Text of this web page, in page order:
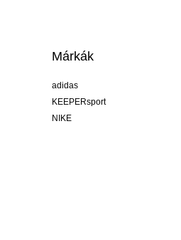
Márkák
adidas
KEEPERsport
NIKE